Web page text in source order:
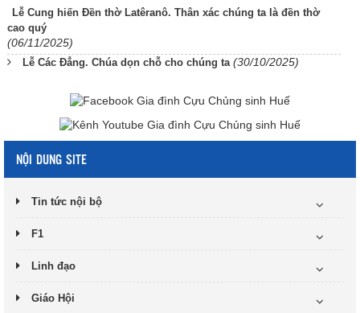
Lễ Cung hiến Đền thờ Latêranô. Thân xác chúng ta là đền thờ
cao quý
(06/11/2025)
Lễ Các Đẳng. Chúa dọn chỗ cho chúng ta (30/10/2025)
NỘI DUNG SITE
Tin tức nội bộ
F1
Linh đạo
Giáo Hội